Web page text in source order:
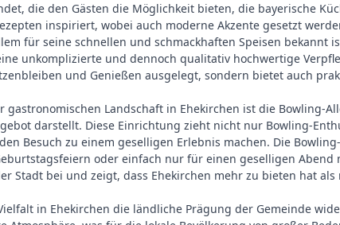
die den Gästen die Möglichkeit bieten, die bayerische
inspiriert, wobei auch moderne Akzente gesetzt
für seine schnellen und schmackhaften Speisen bekannt
unkomplizierte und dennoch qualitativ hochwertige
und Genießen ausgelegt, sondern bietet auch
gastronomischen Landschaft in Ehekirchen ist die Bowling-
darstellt. Diese Einrichtung zieht nicht nur Bowling-
Besuch zu einem geselligen Erlebnis machen. Die
oder einfach nur für einen geselligen Abend
Stadt bei und zeigt, dass Ehekirchen mehr zu bieten hat
in Ehekirchen die ländliche Prägung der Gemeinde